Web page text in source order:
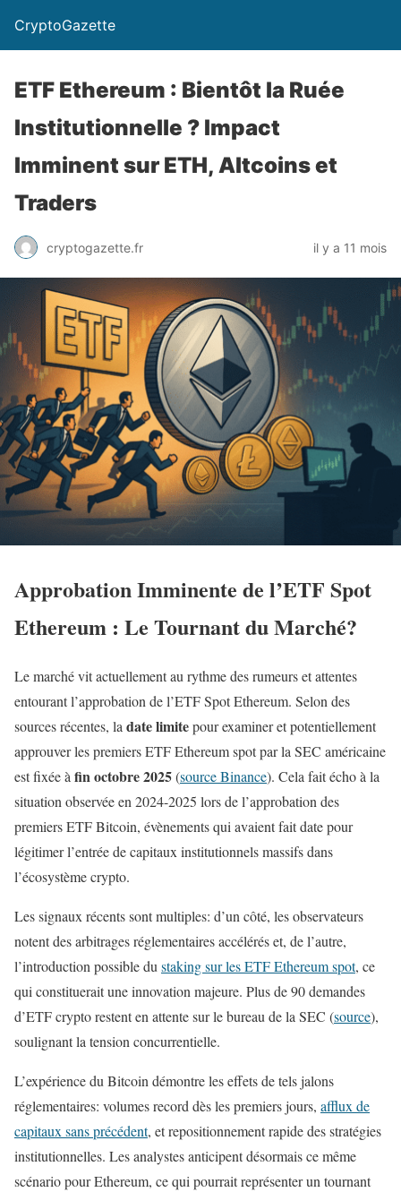
CryptoGazette
ETF Ethereum : Bientôt la Ruée
Institutionnelle ? Impact
Imminent sur ETH, Altcoins et
Traders
cryptogazette.fr il y a 11 mois
Approbation Imminente de l’ETF Spot
Ethereum : Le Tournant du Marché?
Le marché vit actuellement au rythme des rumeurs et attentes
entourant l’approbation de l’ETF Spot Ethereum. Selon des
sources récentes, la date limitepour examiner et potentiellement
approuver les premiers ETF Ethereum spot par la SEC américaine
est fixée à fin octobre 2025(source Binance). Cela fait écho à la
situation observée en 2024-2025 lors de l’approbation des
premiers ETF Bitcoin, évènements qui avaient fait date pour
légitimer l’entrée de capitaux institutionnels massifs dans
l’écosystème crypto.
Les signaux récents sont multiples: d’un côté, les observateurs
notent des arbitrages réglementaires accélérés et, de l’autre,
l’introduction possible du staking sur les ETF Ethereum spot, ce
qui constituerait une innovation majeure. Plus de 90 demandes
d’ETF crypto restent en attente sur le bureau de la SEC (source),
soulignant la tension concurrentielle.
L’expérience du Bitcoin démontre les effets de tels jalons
réglementaires: volumes record dès les premiers jours, afflux de
capitaux sans précédent, et repositionnement rapide des stratégies
institutionnelles. Les analystes anticipent désormais ce même
scénario pour Ethereum, ce qui pourrait représenter un tournant